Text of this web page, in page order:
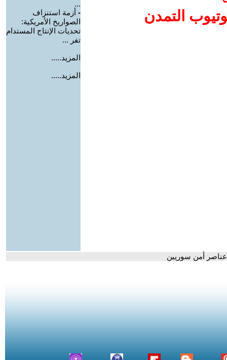
التمدن
...
- أزمة استنزاف
الصواريخ الأمريكية:
تحديات الإنتاج المستدام
تفر ...
المزيد.....
المزيد.....
أمن سوريين